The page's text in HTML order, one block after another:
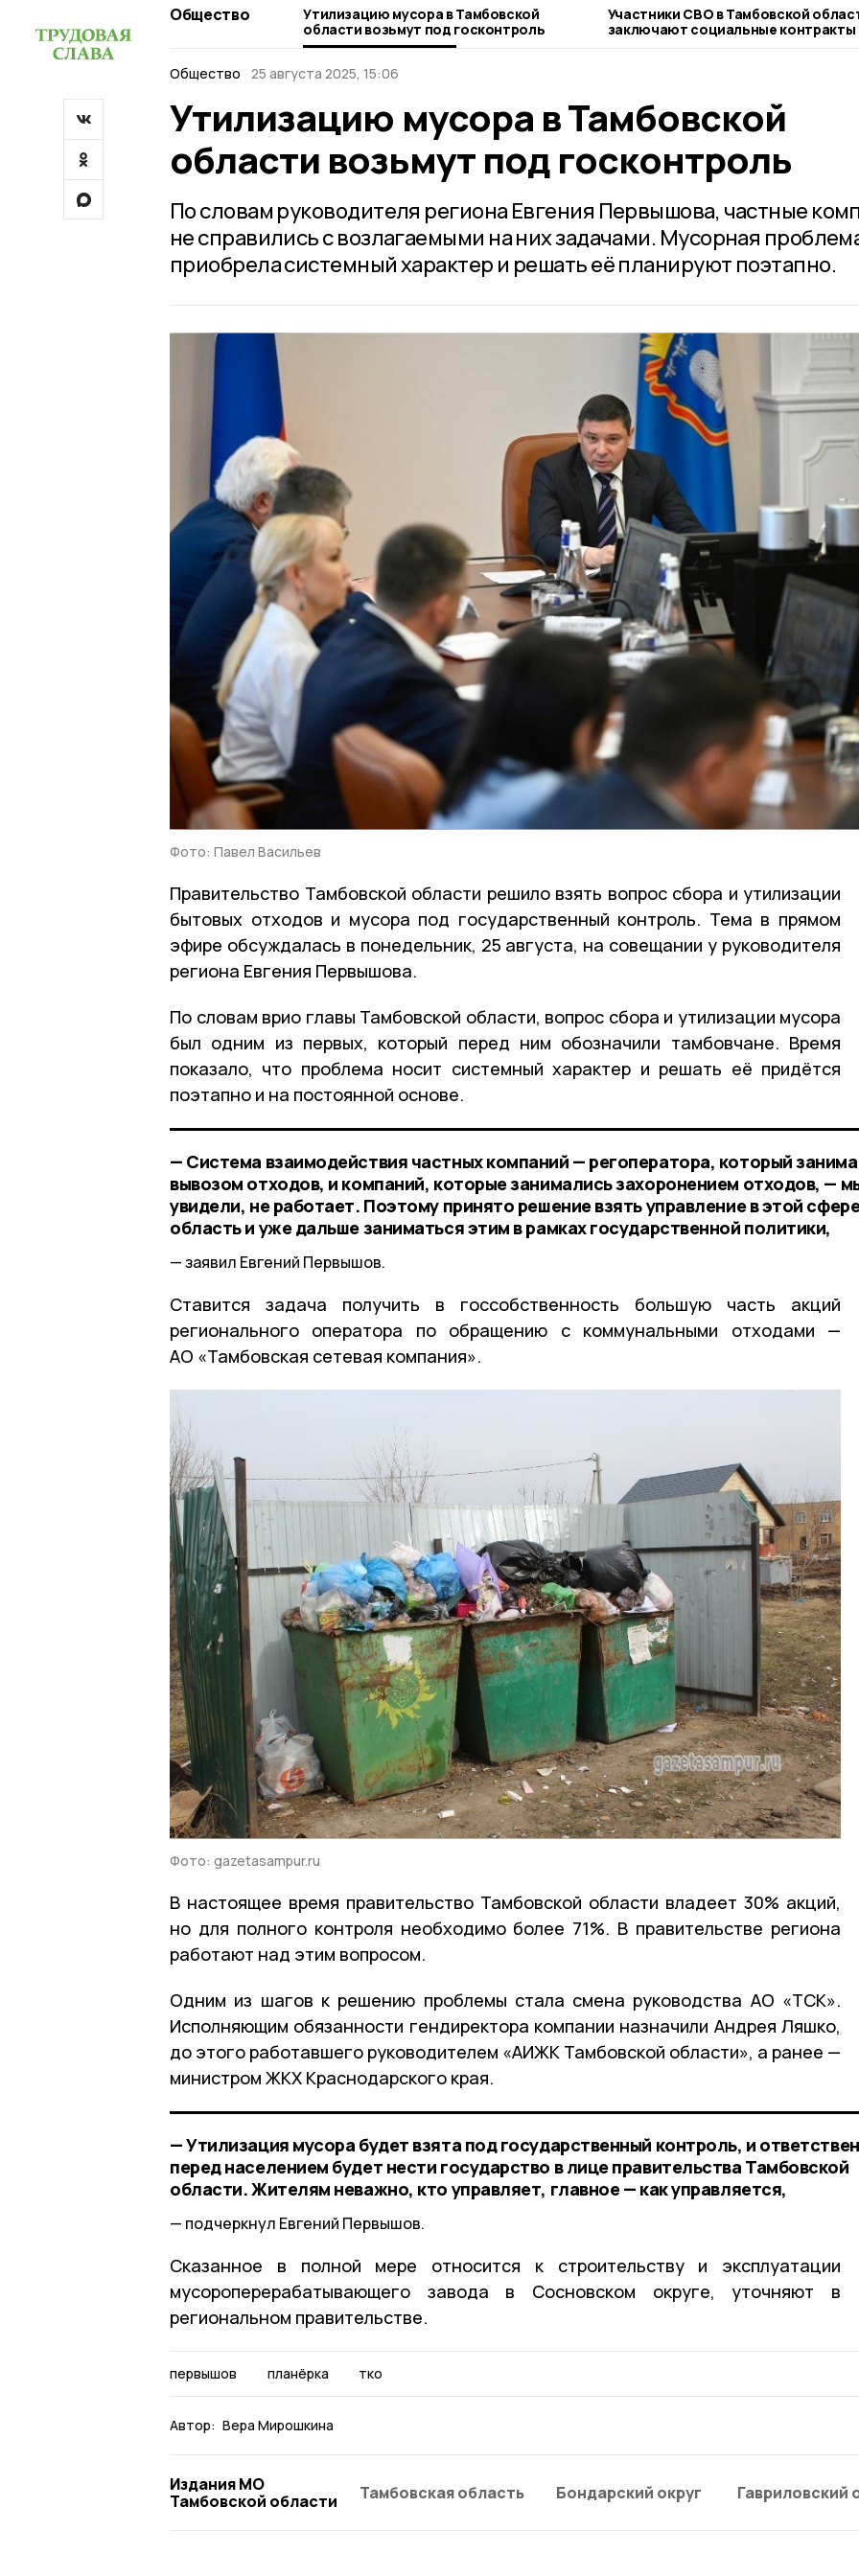
Общество
Утилизацию мусора в Тамбовской
области возьмут под госконтроль
Участники СВО в Тамбовской
заключают социальные контракты
льготных условиях
Общество
25 августа 2025, 15:06
Утилизацию мусора в Тамбовской
области возьмут под госконтроль
По словам руководителя региона Евгения Первышова, частные
не справились с возлагаемыми на них задачами. Мусорная
приобрела системный характер и решать её планируют поэтапно.
Фото: Павел Васильев
Правительство Тамбовской области решило взять вопрос сбора и утилизации
бытовых отходов и мусора под государственный контроль. Тема в прямом
эфире обсуждалась в понедельник, 25 августа, на совещании у руководителя
региона Евгения Первышова.
По словам врио главы Тамбовской области, вопрос сбора и утилизации мусора
был одним из первых, который перед ним обозначили тамбовчане. Время
показало, что проблема носит системный характер и решать её придётся
поэтапно и на постоянной основе.
— Система взаимодействия частных компаний — регоператора, который
вывозом отходов, и компаний, которые занимались захоронением отходов, —
увидели, не работает. Поэтому принято решение взять управление в этой
область и уже дальше заниматься этим в рамках государственной политики,
заявил Евгений Первышов.
Ставится задача получить в госсобственность большую часть акций
регионального оператора по обращению с коммунальными отходами —
АО «Тамбовская сетевая компания».
Фото: gazetasampur.ru
В настоящее время правительство Тамбовской области владеет 30% акций,
но для полного контроля необходимо более 71%. В правительстве региона
работают над этим вопросом.
Одним из шагов к решению проблемы стала смена руководства АО «ТСК».
Исполняющим обязанности гендиректора компании назначили Андрея Ляшко,
до этого работавшего руководителем «АИЖК Тамбовской области», а ранее —
министром ЖКХ Краснодарского края.
— Утилизация мусора будет взята под государственный контроль, и
перед населением будет нести государство в лице правительства Тамбовской
области. Жителям неважно, кто управляет, главное — как управляется,
подчеркнул Евгений Первышов.
Сказанное в полной мере относится к строительству и эксплуатации
мусороперерабатывающего завода в Сосновском округе, уточняют в
региональном правительстве.
первышов планёрка тко
Автор: Вера Мирошкина
Издания МО
Тамбовской области
Тамбовская область Бондарский округ Гавриловский